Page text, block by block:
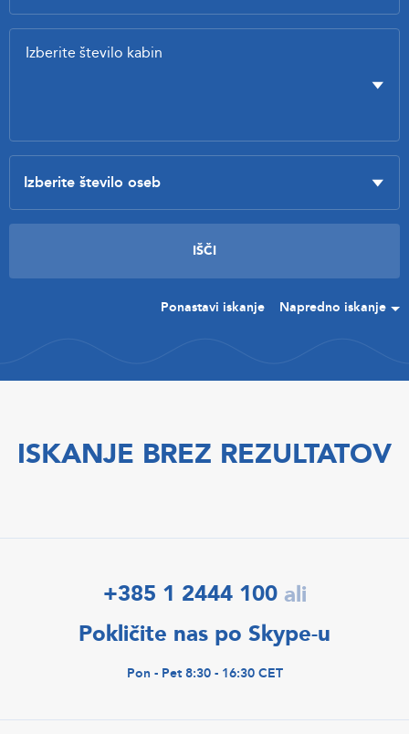
Ponastavi iskanje Napredno iskanje
ISKANJE BREZ REZULTATOV
+385 1 2444 100 ali
Pokličite nas po Skype-u
Pon - Pet 8:30 - 16:30 CET